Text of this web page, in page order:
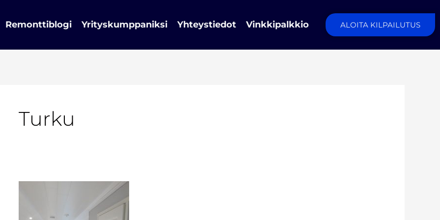
Remonttiblogi Yrityskumppaniksi Yhteystiedot Vinkkipalkkio ALOITA KILPAILUTUS
Turku
pyydä